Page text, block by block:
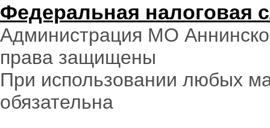
Федеральная налоговая
Администрация МО
права защищены
При использовании любых
обязательна